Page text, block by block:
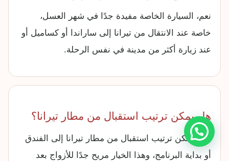
نعم، السيارة الخاصة مفيدة جدًا في شهر العسل،
خاصة عند الانتقال من تيرانا إلى ساراندا أو كساميل أو
عند زيارة أكثر من مدينة في نفس الرحلة.
هل يمكن ترتيب استقبال من مطار تيرانا؟
نعم، يمكن ترتيب استقبال من مطار تيرانا إلى الفندق
أو بداية البرنامج، وهذا الخيار مريح جدًا للأزواج بعد